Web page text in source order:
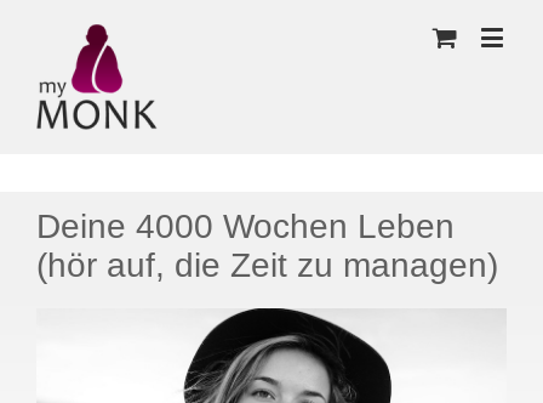
Deine 4000 Wochen Leben
(hör auf, die Zeit zu managen)